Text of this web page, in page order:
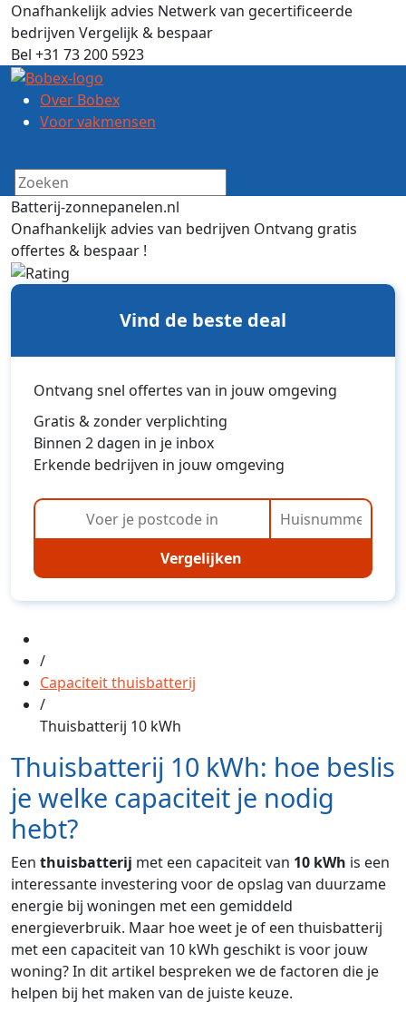
Onafhankelijk advies Netwerk van gecertificeerde
bedrijven Vergelijk & bespaar
Bel +31 73 200 5923
Over Bobex
Voor vakmensen
Batterij-zonnepanelen.nl
Onafhankelijk advies van bedrijven Ontvang gratis
offertes & bespaar !
Vind de beste deal
Ontvang snel offertes van in jouw omgeving
Gratis & zonder verplichting
Binnen 2 dagen in je inbox
Erkende bedrijven in jouw omgeving
Vergelijken
/
Capaciteit thuisbatterij
/
Thuisbatterij 10 kWh
Thuisbatterij 10 kWh: hoe beslis
je welke capaciteit je nodig
hebt?
Een thuisbatterij met een capaciteit van 10 kWh is een
interessante investering voor de opslag van duurzame
energie bij woningen met een gemiddeld
energieverbruik. Maar hoe weet je of een thuisbatterij
met een capaciteit van 10 kWh geschikt is voor jouw
woning? In dit artikel bespreken we de factoren die je
helpen bij het maken van de juiste keuze.